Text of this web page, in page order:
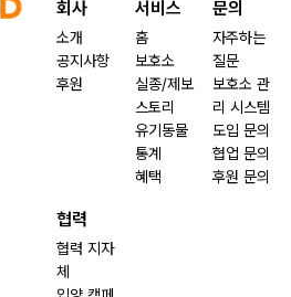
회사
소개
공지사항
후원
서비스
홈
보호소
실종/제보
스토리
유기동물
통계
혜택
문의
자주하는
질문
보호소 관
리 시스템
도입 문의
협업 문의
후원 문의
협력
협력 지자
체